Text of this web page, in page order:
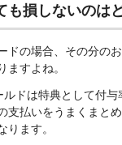
も損しないのは
ドの場合、その分の
ますよね。
ルドは特典として付
支払いをうまくまと
ります。